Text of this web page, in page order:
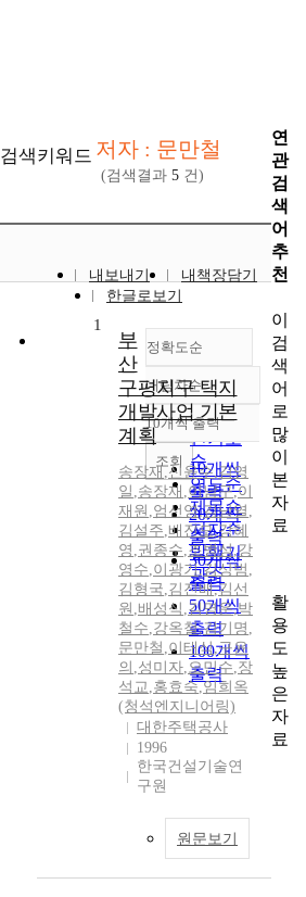
검색키워드 저자 : 문만철
(검색결과 5 건)
내보내기
내책장담기
한글로보기
정확도순
정확도
순
인기도
순
연도순
제목순
저자순
발행기
관순
내림차순
내림차순
10개씩 출력
10개씩
출력
20개씩
출력
30개씩
출력
50개씩
출력
100개씩
출력
조회
1
부
산
구평지구 택지
개발사업 기본
계획
송장재,신윤수,김영
일 ,송장재 ,이남구,이
재원 ,엄선영,김남열 ,
김설주,배진모,강혜
영 ,권종수,조병성,강
영수,이광기,김상범 ,
김형국,김진배,김선
원 ,배성식 ,김명운,박
철수,강옥철,김기명 ,
문만철 ,이태식,구윤
의 ,성미자,오민수,장
석교,홍효숙,임희옥
(청석엔지니어링)
대한주택공사
1996
한국건설기술연
구원
원문보기
연
관
검
색
어
추
천
이
검
색
어
로
많
이
본
자
료
활
용
도
높
은
자
료